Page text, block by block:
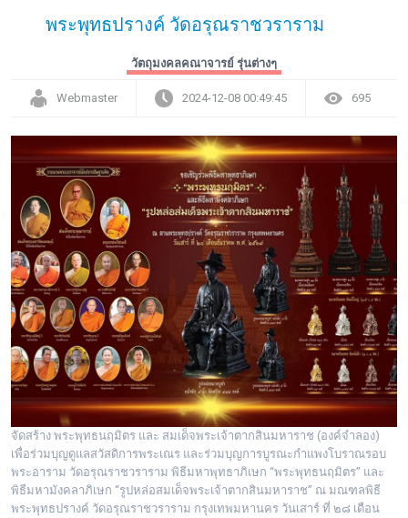
พระพุทธปรางค์ วัดอรุณราชวราราม
วัตถุมงคลคณาจารย์ รุ่นต่างๆ
Webmaster 2024-12-08 00:49:45 695
จัดสร้าง พระพุทธนฤมิตร และ สมเด็จพระเจ้าตากสินมหาราช (องค์จำลอง)
เพื่อร่วมบุญดูแลสวัสดิการพระเณร และร่วมบุญการบูรณะกำแพงโบราณรอบ
พระอาราม วัดอรุณราชวราราม พิธีมหาพุทธาภิเษก “พระพุทธนฤมิตร” และ
พิธีมหามังคลาภิเษก “รูปหล่อสมเด็จพระเจ้าตากสินมหาราช” ณ มณฑลพิธี
พระพุทธปรางค์ วัดอรุณราชวราราม กรุงเทพมหานคร วันเสาร์ ที่ ๒๘ เดือน